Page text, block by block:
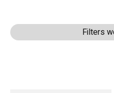
Filters